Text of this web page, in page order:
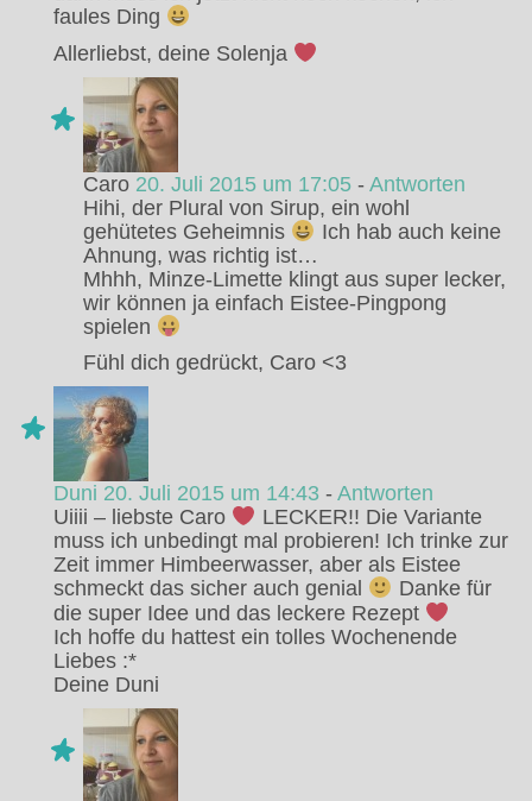
faules Ding
Allerliebst, deine Solenja
Caro 20. Juli 2015 um 17:05 - Antworten
Hihi, der Plural von Sirup, ein wohl
gehütetes Geheimnis
Ich hab auch keine
Ahnung, was richtig ist…
Mhhh, Minze-Limette klingt aus super lecker,
wir können ja einfach Eistee-Pingpong
spielen
Fühl dich gedrückt, Caro <3
Duni 20. Juli 2015 um 14:43 - Antworten
Uiiii – liebste Caro
LECKER!! Die Variante
muss ich unbedingt mal probieren! Ich trinke zur
Zeit immer Himbeerwasser, aber als Eistee
schmeckt das sicher auch genial
Danke für
die super Idee und das leckere Rezept
Ich hoffe du hattest ein tolles Wochenende
Liebes :*
Deine Duni